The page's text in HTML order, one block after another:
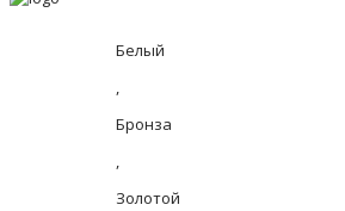
Белый
,
Бронза
,
Золотой